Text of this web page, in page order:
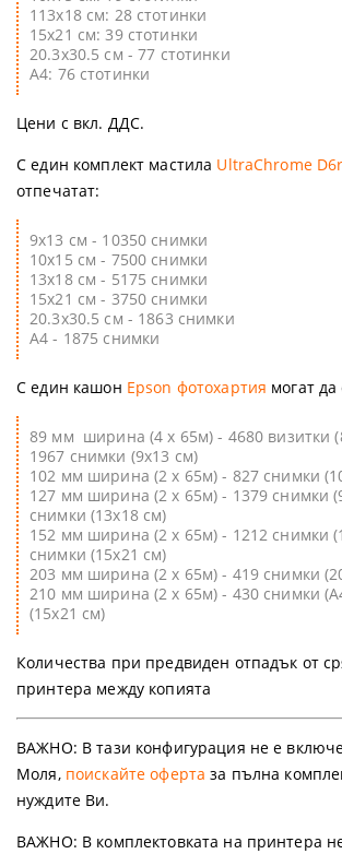
113х18 см: 28 стотинки
15х21 см: 39 стотинки
20.3х30.5 см - 77 стотинки
А4: 76 стотинки
Цени с вкл. ДДС.
С един комплект мастила UltraChrome
отпечатат:
9х13 см - 10350 снимки
10х15 см - 7500 снимки
13х18 см - 5175 снимки
15х21 см - 3750 снимки
20.3х30.5 см - 1863 снимки
А4 - 1875 снимки
С един кашон Epson фотохартия могат да
89 мм ширина (4 х 65м) - 4680 визитки
1967 снимки (9х13 см)
102 мм ширина (2 х 65м) - 827 снимки
127 мм ширина (2 х 65м) - 1379 снимки
снимки (13х18 см)
152 мм ширина (2 х 65м) - 1212 снимки
снимки (15х21 см)
203 мм ширина (2 х 65м) - 419 снимки
210 мм ширина (2 х 65м) - 430 снимки
(15х21 см)
Количества при предвиден отпадък от
принтера между копията
ВАЖНО: В тази конфигурация не е
Моля, поискайте оферта за пълна
нуждите Ви.
ВАЖНО: В комплектовката на принтера